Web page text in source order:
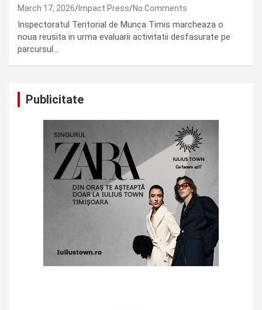
March 17, 2026 Impact Press No Comments
Inspectoratul Teritorial de Munca Timis marcheaza o
noua reusita in urma evaluarii activitatii desfasurate pe
parcursul…
Publicitate